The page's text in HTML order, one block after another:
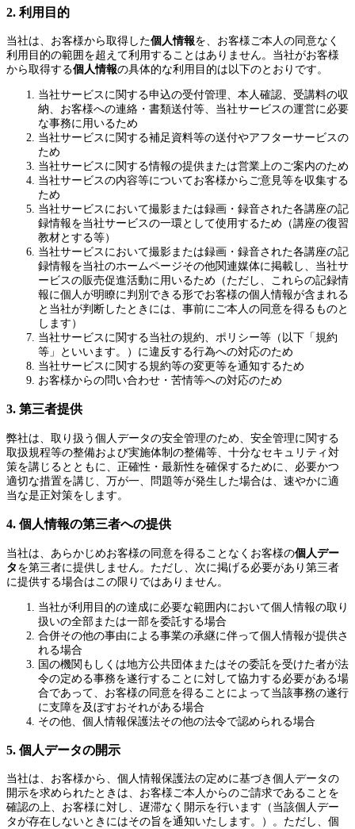
2. 利用目的
当社は、お客様から取得した個人情報を、お客様ご本人の同意なく
利用目的の範囲を超えて利用することはありません。当社がお客様
から取得する個人情報の具体的な利用目的は以下のとおりです。
当社サービスに関する申込の受付管理、本人確認、受講料の収
納、お客様への連絡・書類送付等、当社サービスの運営に必要
な事務に用いるため
当社サービスに関する補足資料等の送付やアフターサービスの
ため
当社サービスに関する情報の提供または営業上のご案内のため
当社サービスの内容等についてお客様からご意見等を収集する
ため
当社サービスにおいて撮影または録画・録音された各講座の記
録情報を当社サービスの一環として使用するため（講座の復習
教材とする等）
当社サービスにおいて撮影または録画・録音された各講座の記
録情報を当社のホームページその他関連媒体に掲載し、当社サ
ービスの販売促進活動に用いるため（ただし、これらの記録情
報に個人が明瞭に判別できる形でお客様の個人情報が含まれる
と当社が判断したときには、事前にご本人の同意を得るものと
します）
当社サービスに関する当社の規約、ポリシー等（以下「規約
等」といいます。）に違反する行為への対応のため
当社サービスに関する規約等の変更等を通知するため
お客様からの問い合わせ・苦情等への対応のため
3. 第三者提供
弊社は、取り扱う個人データの安全管理のため、安全管理に関する
取扱規程等の整備および実施体制の整備等、十分なセキュリティ対
策を講じるとともに、正確性・最新性を確保するために、必要かつ
適切な措置を講じ、万が一、問題等が発生した場合は、速やかに適
当な是正対策をします。
4. 個人情報の第三者への提供
当社は、あらかじめお客様の同意を得ることなくお客様の個人デー
タ を第三者に提供しません。ただし、次に掲げる必要があり第三者
に提供する場合はこの限りではありません。
当社が利用目的の達成に必要な範囲内において個人情報の取り
扱いの全部または一部を委託する場合
合併その他の事由による事業の承継に伴って個人情報が提供さ
れる場合
国の機関もしくは地方公共団体またはその委託を受けた者が法
令の定める事務を遂行することに対して協力する必要がある場
合であって、お客様の同意を得ることによって当該事務の遂行
に支障を及ぼすおそれがある場合
その他、個人情報保護法その他の法令で認められる場合
5. 個人データの開示
当社は、お客様から、個人情報保護法の定めに基づき個人データの
開示を求められたときは、お客様ご本人からのご請求であることを
確認の上、お客様に対し、遅滞なく開示を行います（当該個人デー
タが存在しないときにはその旨を通知いたします。）。ただし、個